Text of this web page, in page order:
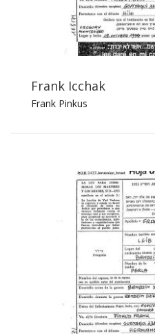
Frank Icchak
Frank Pinkus